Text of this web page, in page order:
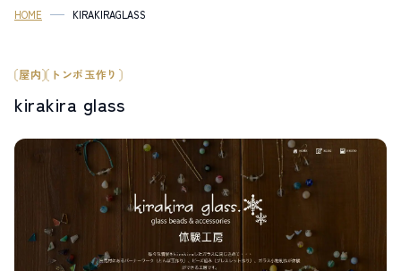
スキー場
HOT SPRING
温泉
スポット紹介
HOME KIRAKIRAGLASS
屋内 トンボ玉作り
kirakira glass